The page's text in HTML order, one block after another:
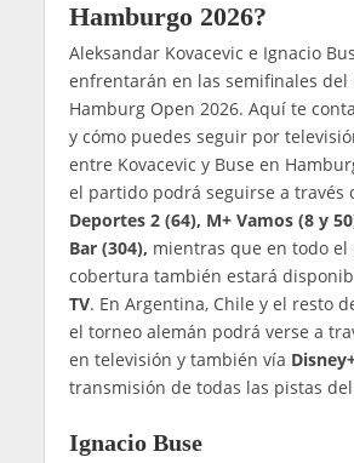
Hamburgo 2026?
Aleksandar Kovacevic e Ignacio
enfrentarán en las semifinales del
Hamburg Open 2026. Aquí te
y cómo puedes seguir por
entre Kovacevic y Buse en
el partido podrá seguirse a través
Deportes 2 (64), M+ Vamos (8 y
Bar (304), mientras que en todo el
cobertura también estará
TV. En Argentina, Chile y el resto
el torneo alemán podrá verse a
en televisión y también vía
transmisión de todas las pistas
Ignacio Buse